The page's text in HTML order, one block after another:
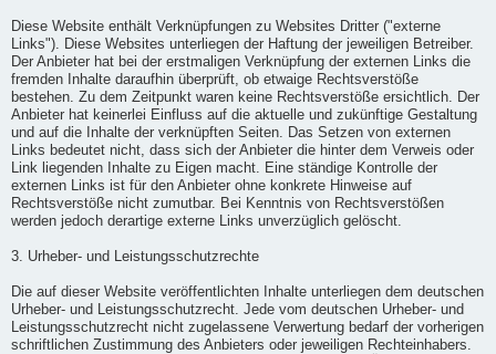
Diese Website enthält Verknüpfungen zu Websites Dritter ("externe
Links"). Diese Websites unterliegen der Haftung der jeweiligen Betreiber.
Der Anbieter hat bei der erstmaligen Verknüpfung der externen Links die
fremden Inhalte daraufhin überprüft, ob etwaige Rechtsverstöße
bestehen. Zu dem Zeitpunkt waren keine Rechtsverstöße ersichtlich. Der
Anbieter hat keinerlei Einfluss auf die aktuelle und zukünftige Gestaltung
und auf die Inhalte der verknüpften Seiten. Das Setzen von externen
Links bedeutet nicht, dass sich der Anbieter die hinter dem Verweis oder
Link liegenden Inhalte zu Eigen macht. Eine ständige Kontrolle der
externen Links ist für den Anbieter ohne konkrete Hinweise auf
Rechtsverstöße nicht zumutbar. Bei Kenntnis von Rechtsverstößen
werden jedoch derartige externe Links unverzüglich gelöscht.
3. Urheber- und Leistungsschutzrechte
Die auf dieser Website veröffentlichten Inhalte unterliegen dem deutschen
Urheber- und Leistungsschutzrecht. Jede vom deutschen Urheber- und
Leistungsschutzrecht nicht zugelassene Verwertung bedarf der vorherigen
schriftlichen Zustimmung des Anbieters oder jeweiligen Rechteinhabers.